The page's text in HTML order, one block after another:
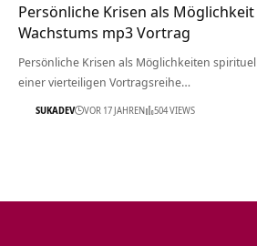
Persönliche Krisen als
Wachstums mp3 Vortrag
Persönliche Krisen als Möglichkeiten
einer vierteiligen Vortragsreihe…
SUKADEV VOR 17 JAHREN 504 VIEWS